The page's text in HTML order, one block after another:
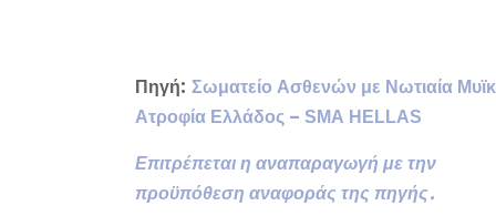
Πηγή: Σωματείο Ασθενών με Νωτιαία
Ατροφία Ελλάδος – SMA HELLAS
Επιτρέπεται η αναπαραγωγή με την
προϋπόθεση αναφοράς της πηγής.